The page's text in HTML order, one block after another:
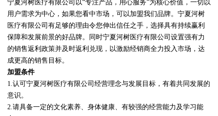
宁夏河树医疗有限公司以“专注产品，用心服务”为核心价值，一切以
用户需求为中心，如果您看中市场，可以加盟我们品牌。宁夏河树
医疗有限公司有足够的理由令您伸出信任之手，选择具有持续赢利
保障和发展前景的好品牌。同时宁夏河树医疗有限公司设置强有力
的销售返利政策并及时返利兑现，以激励经销商全力投入市场，达
成更高的销售目标。
加盟条件
1.认可宁夏河树医疗有限公司经营理念与发展目标，有着共同发展的
意识。
2.请具备一定的文化素养、身体健康、有较强的经营能力及学习能